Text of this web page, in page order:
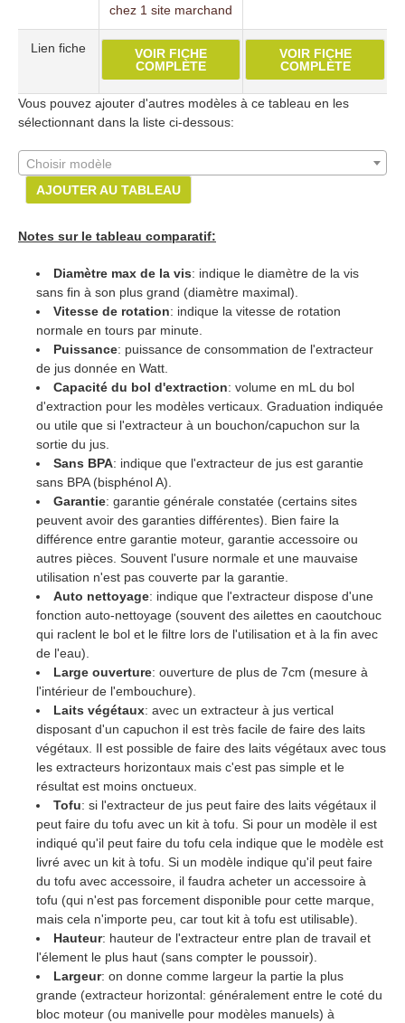
chez 1 site marchand
Lien fiche
VOIR FICHE
COMPLÈTE
VOIR FICHE
COMPLÈTE
Vous pouvez ajouter d'autres modèles à ce tableau en les
sélectionnant dans la liste ci-dessous:
Choisir modèle
AJOUTER AU TABLEAU
Notes sur le tableau comparatif:
Diamètre max de la vis: indique le diamètre de la vis
sans fin à son plus grand (diamètre maximal).
Vitesse de rotation: indique la vitesse de rotation
normale en tours par minute.
Puissance: puissance de consommation de l'extracteur
de jus donnée en Watt.
Capacité du bol d'extraction: volume en mL du bol
d'extraction pour les modèles verticaux. Graduation indiquée
ou utile que si l'extracteur à un bouchon/capuchon sur la
sortie du jus.
Sans BPA: indique que l'extracteur de jus est garantie
sans BPA (bisphénol A).
Garantie: garantie générale constatée (certains sites
peuvent avoir des garanties différentes). Bien faire la
différence entre garantie moteur, garantie accessoire ou
autres pièces. Souvent l'usure normale et une mauvaise
utilisation n'est pas couverte par la garantie.
Auto nettoyage: indique que l'extracteur dispose d'une
fonction auto-nettoyage (souvent des ailettes en caoutchouc
qui raclent le bol et le filtre lors de l'utilisation et à la fin avec
de l'eau).
Large ouverture: ouverture de plus de 7cm (mesure à
l'intérieur de l'embouchure).
Laits végétaux: avec un extracteur à jus vertical
disposant d'un capuchon il est très facile de faire des laits
végétaux. Il est possible de faire des laits végétaux avec tous
les extracteurs horizontaux mais c'est pas simple et le
résultat est moins onctueux.
Tofu: si l'extracteur de jus peut faire des laits végétaux il
peut faire du tofu avec un kit à tofu. Si pour un modèle il est
indiqué qu'il peut faire du tofu cela indique que le modèle est
livré avec un kit à tofu. Si un modèle indique qu'il peut faire
du tofu avec accessoire, il faudra acheter un accessoire à
tofu (qui n'est pas forcement disponible pour cette marque,
mais cela n'importe peu, car tout kit à tofu est utilisable).
Hauteur: hauteur de l'extracteur entre plan de travail et
l'élement le plus haut (sans compter le poussoir).
Largeur: on donne comme largeur la partie la plus
grande (extracteur horizontal: généralement entre le coté du
bloc moteur (ou manivelle pour modèles manuels) à